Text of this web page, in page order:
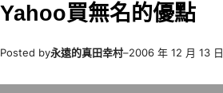
Yahoo買無名的優點
Posted by永遠的真田幸村–2006 年 12 月 13 日